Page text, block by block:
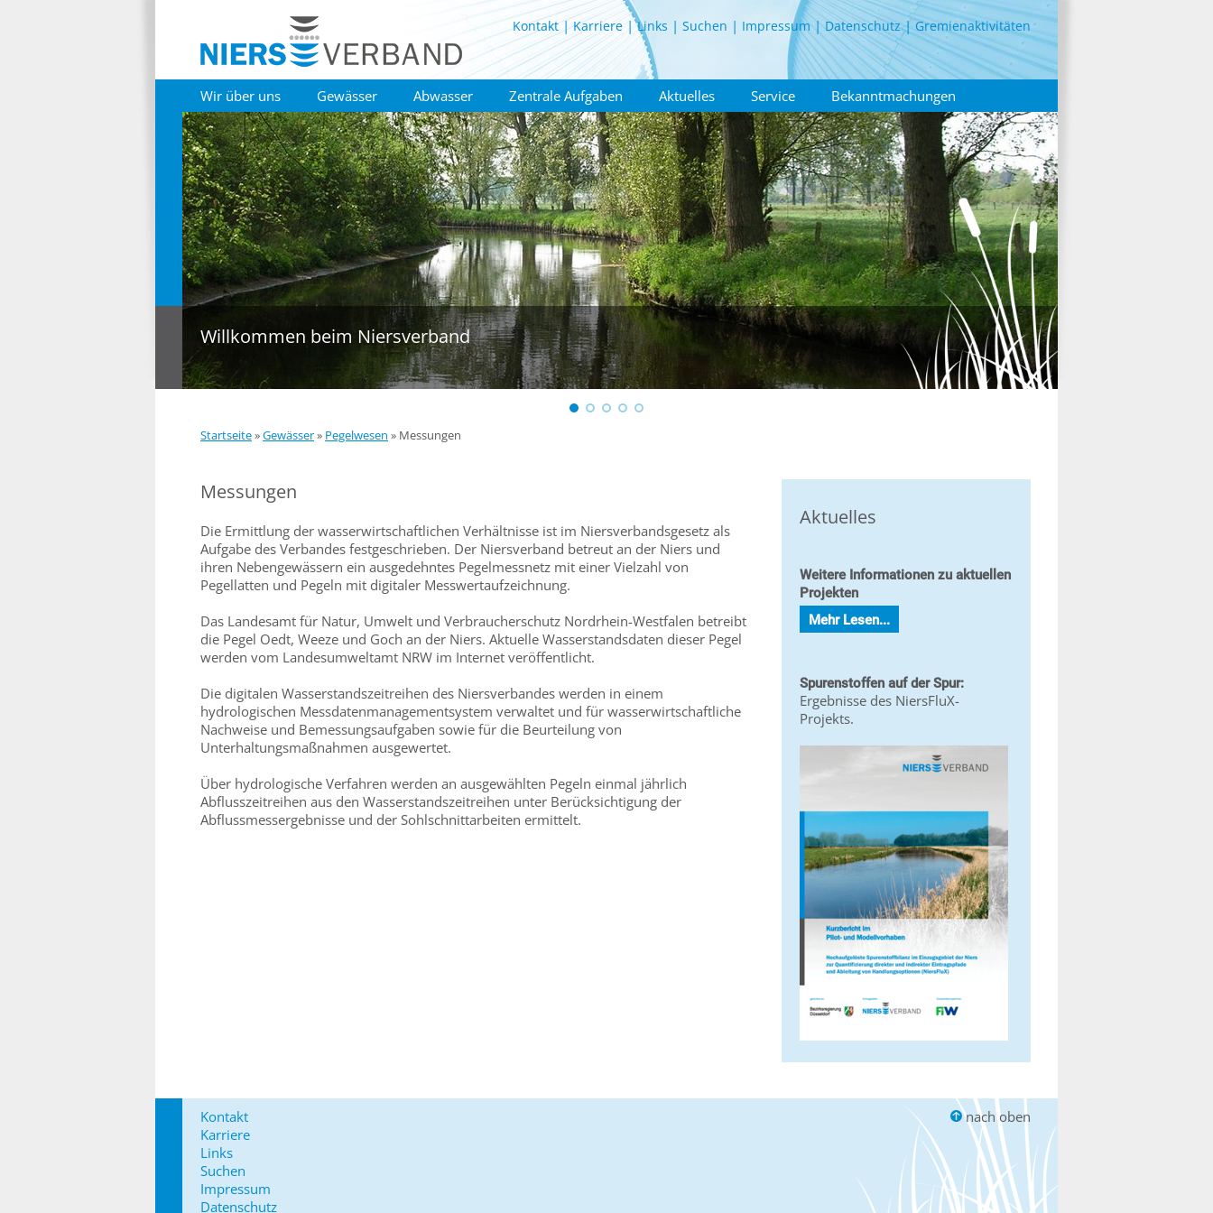
Kontakt Karriere Links Suchen Impressum Datenschutz Gremienaktivitäten
Wir über uns Gewässer Abwasser Zentrale Aufgaben Aktuelles Service Bekanntmachungen
Willkommen beim Niersverband
Startseite»Gewässer» Pegelwesen » Messungen
Messungen
Die Ermittlung der wasserwirtschaftlichen Verhältnisse ist im Niersverbandsgesetz als
Aufgabe des Verbandes festgeschrieben. Der Niersverband betreut an der Niers und
ihren Nebengewässern ein ausgedehntes Pegelmessnetz mit einer Vielzahl von
Pegellatten und Pegeln mit digitaler Messwertaufzeichnung.
Das Landesamt für Natur, Umwelt und Verbraucherschutz Nordrhein-Westfalen betreibt
die Pegel Oedt, Weeze und Goch an der Niers. Aktuelle Wasserstandsdaten dieser Pegel
werden vom Landesumweltamt NRW im Internet veröffentlicht.
Die digitalen Wasserstandszeitreihen des Niersverbandes werden in einem
hydrologischen Messdatenmanagementsystem verwaltet und für wasserwirtschaftliche
Nachweise und Bemessungsaufgaben sowie für die Beurteilung von
Unterhaltungsmaßnahmen ausgewertet.
Über hydrologische Verfahren werden an ausgewählten Pegeln einmal jährlich
Abflusszeitreihen aus den Wasserstandszeitreihen unter Berücksichtigung der
Abflussmessergebnisse und der Sohlschnittarbeiten ermittelt.
Aktuelles
Weitere Informationen zu aktuellen
Projekten
Mehr Lesen...
Spurenstoffen auf der Spur:
Ergebnisse des NiersFluX-
Projekts.
Kontakt
Karriere
Links
Suchen
Impressum
Datenschutz
nach oben